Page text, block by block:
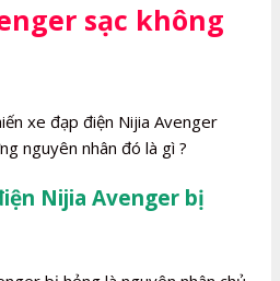
sạc không
xe đạp điện Nijia Avenger
nguyên nhân đó là gì ?
Nijia Avenger bị